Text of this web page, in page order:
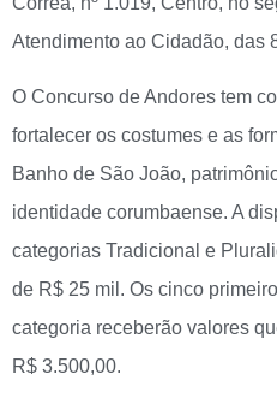
Atendimento ao Cidadão, das
O Concurso de Andores tem
fortalecer os costumes e as
Banho de São João,
identidade corumbaense. A
categorias Tradicional e
de R$ 25 mil. Os cinco
categoria receberão valores
R$ 3.500,00.